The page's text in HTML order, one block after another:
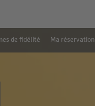
de fidélité Ma réservation